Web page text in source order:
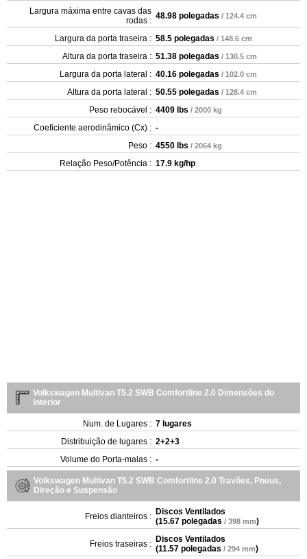
Largura máxima entre cavas das
rodas : 48.98 polegadas / 124.4 cm
Largura da porta traseira : 58.5 polegadas / 148.6 cm
Altura da porta traseira : 51.38 polegadas / 130.5 cm
Largura da porta lateral : 40.16 polegadas / 102.0 cm
Altura da porta lateral : 50.55 polegadas / 128.4 cm
Peso rebocável : 4409 lbs / 2000 kg
Coeficiente aerodinâmico (Cx) : -
Peso : 4550 lbs / 2064 kg
Relação Peso/Potência : 17.9 kg/hp
Volkswagen Multivan T5.2 SWB Comfortline 2.0 Dimensões do
interior
Num. de Lugares : 7 lugares
Distribuição de lugares : 2+2+3
Volume do Porta-malas : -
Volkswagen Multivan T5.2 SWB Comfortline 2.0 Travões, Pneus,
Direção e Suspensão
Freios dianteiros : Discos Ventilados
(15.67 polegadas / 398 mm)
Freios traseiras : Discos Ventilados
(11.57 polegadas / 294 mm)